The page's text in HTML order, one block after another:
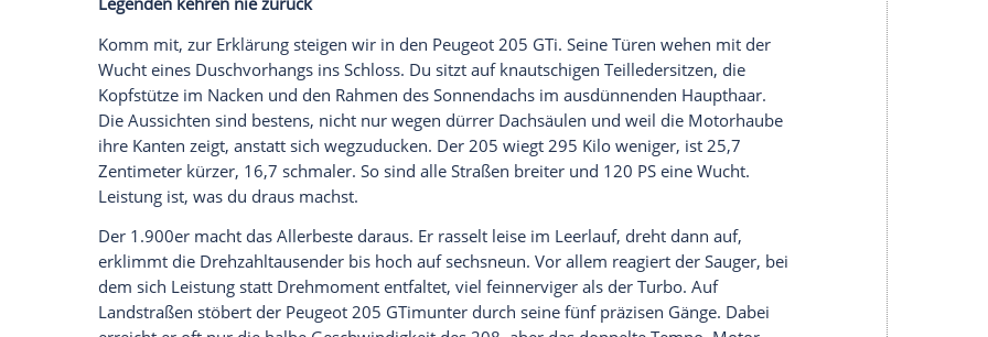
genau doppelt so viel
wie unser 205 mit dem 1,9-Liter-Kat-Motor. Und ja, es
geht voran im 208.
Damit das klappt, kümmert sich eine Torsen-Differenzialsperre an derVorderachse um
Grip. Traktionsstark stemmt sich der 208 aus Kurven heraus. Allerdings nur, wenn du es
schaffst, dasGasso auszubalancieren, dass nicht zusätzlich dasESPschlupfkontrollierend
einschreiten muss. Sonst gibt es ein ruppigesKompetenzgerangel. Nässe? Kalte Reifen?
Beides besser nicht. Da schubbert der Achter so heftig untersteuernd voran, dass ihn nur
ein herber Lastwechsel wieder auf Linie bringen kann. Genau: Der Lastwechsel-Kick kehrt
zurück – der schon mal sicher –, weil dasESP auf einer legereren Kennlinie regelt.
Front grippt,Heck hechtet